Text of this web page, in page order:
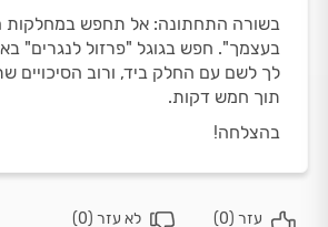
בשורה התחתונה: אל תחפש
בעצמך". חפש בגוגל "פרזול לנגרים"
לך לשם עם החלק ביד, ורוב הסיכויים
תוך חמש דקות.
בהצלחה!
0
)
0
)